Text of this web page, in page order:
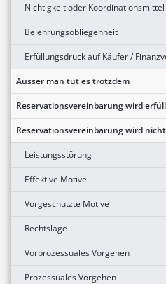
Nichtigkeit oder Koordinationsmittel
Belehrungsobliegenheit
Erfüllungsdruck auf Käufer /
Ausser man tut es trotzdem
Reservationsvereinbarung wird
Reservationsvereinbarung wird
Leistungsstörung
Effektive Motive
Vorgeschützte Motive
Rechtslage
Vorprozessuales Vorgehen
Prozessuales Vorgehen